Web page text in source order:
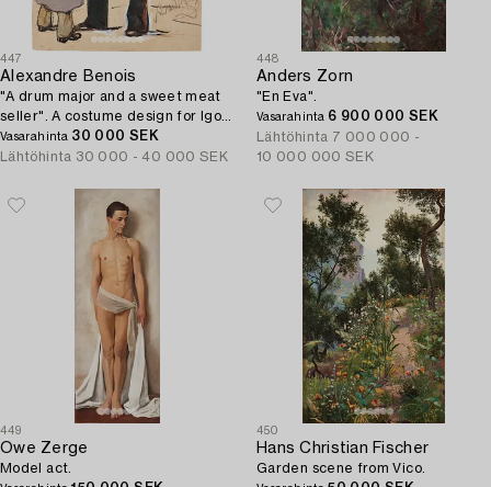
447
Alexandre Benois
"A drum major and a sweet meat
seller". A costume design for Igor
Stravinsky's Petrushka, scene 1
The Butterweek Fair.
Vasarahinta 30 000 SEK
Lähtöhinta 30 000 - 40 000 SEK
448
Anders Zorn
"En Eva".
Vasarahinta 6 900 000 SEK
Lähtöhinta 7 000 000 -
10 000 000 SEK
449
Owe Zerge
Model act.
450
Hans Christian Fischer
Garden scene from Vico.